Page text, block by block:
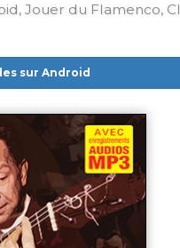
Jouer du Flamenco,
sur Android